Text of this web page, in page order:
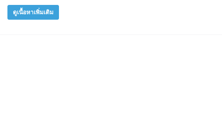
ดูเนื้อหาเพิ่มเติม